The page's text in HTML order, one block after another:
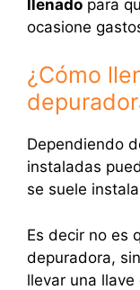
llenado para
ocasione
¿Cómo
Dependiendo
instaladas
se suele
Es decir no es
depuradora,
llevar una